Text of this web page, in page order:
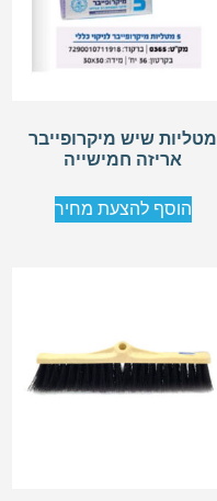
מטליות שיש מיקרופייבר
אריזה חמישייה
הוסף להצעת מחיר